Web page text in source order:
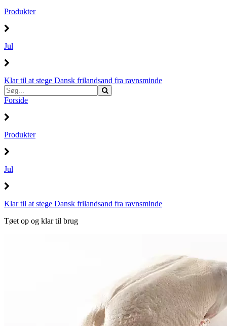
Produkter
Jul
Klar til at stege Dansk frilandsand fra ravnsminde
Forside
Produkter
Jul
Klar til at stege Dansk frilandsand fra ravnsminde
Tøet op og klar til brug